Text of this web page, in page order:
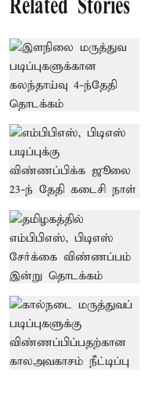
Related Stories